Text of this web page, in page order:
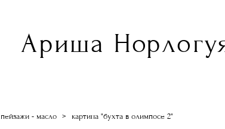
Ариша
пейзажи - масло > картина "бухта в олимпосе 2"